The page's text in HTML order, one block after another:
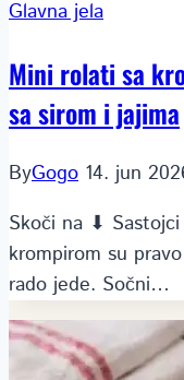
Glavna jela
Mini rolati sa
sa sirom i jajima
ByGogo 14. jun
Skoči na ⬇
krompirom su
rado jede. Sočni…